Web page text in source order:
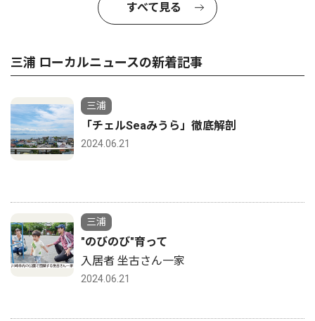
すべて見る
三浦 ローカルニュースの新着記事
三浦
「チェルSeaみうら」徹底解剖
2024.06.21
三浦
"のびのび"育って
入居者 坐古さん一家
2024.06.21